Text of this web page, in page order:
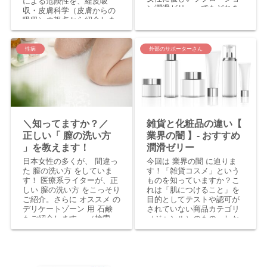
収・皮膚科学（皮膚からの
吸収）の視点から紹介しま
す。なんとそれらが原因と
なって膣カンジタや婦人病
にかかる女性が続出中、セ
ックスには「潤滑ゼリー」
を使うようにしましょう。
ン潤滑ゼリー。でもどれを
ついて解説します。
性病
＼知ってますか？／
正しい「 膣の洗い方
」を教えます！
日本女性の多くが、 間違っ
た 膣の洗い方 をしていま
す！ 医療系ライターが、正
しい 膣の洗い方 をこっそり
ご紹介。さらに オススメ の
デリケートゾーン 用 石鹸
もご紹介します。 （検索
用）デリケートゾーン ボデ
外部のサポーターさん
雑貨と化粧品の違い【
業界の闇 】- おすすめ
潤滑ゼリー
今回は 業界の闇 に迫りま
す！「雑貨コスメ」という
ものを知っていますか？こ
れは「肌につけること」を
目的としてテストや認可が
されていない商品カテゴリ
（ジャンル）のもの。しか
し通販で売られている化粧